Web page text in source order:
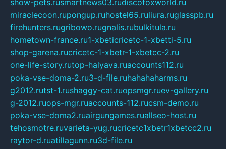
show-pets.rusmartnews03.rudiscofoxworld.ru
miraclecoon.rupongup.ruhostel65.ruliura.ruglasspb.ru
firehunters.rugribowo.rugnalis.rubulkitula.ru
hometown-france.ru1-xbeticricetc-1-xbetti-5.ru
shop-garena.rucricetc-1-xbetr-1-xbetcc-2.ru
one-life-story.rutop-halyava.ruaccounts112.ru
poka-vse-doma-2.ru3-d-file.ruhahahaharms.ru
g2012.rutst-1.rushaggy-cat.ruopsmgr.ruev-gallery.ru
g-2012.ruops-mgr.ruaccounts-112.rucsm-demo.ru
poka-vse-doma2.ruairgungames.ruallseo-host.ru
tehosmotre.ruvarieta-yug.rucricetc1xbetr1xbetcc2.ru
raytor-d.ruatillagunn.ru3d-file.ru